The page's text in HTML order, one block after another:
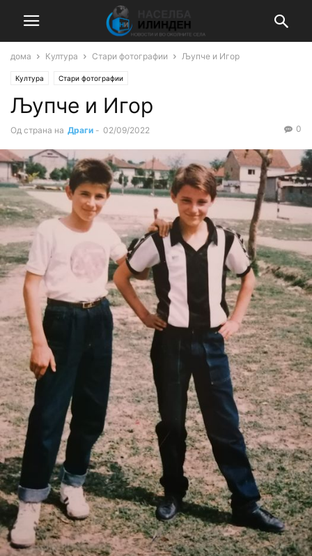
дома Култура Стари фотографии Љупче и Игор
Култура Стари фотографии
Љупче и Игор
Од страна на Драги - 02/09/2022 0